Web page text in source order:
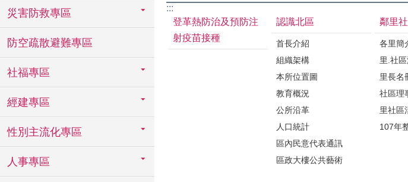
災害防救專區
防空疏散避難專區
社福專區
經建專區
性別主流化專區
人事專區
:::
登革熱防治及預防注
射疫苗接種
認識北區
首長介紹
組織架構
本所位置圖
教育概況
公所沿革
人口統計
區內民意代表通訊
區政大樓公共藝術
鄰里
各里簡
里.社
里長名
社區理
里社區
107年